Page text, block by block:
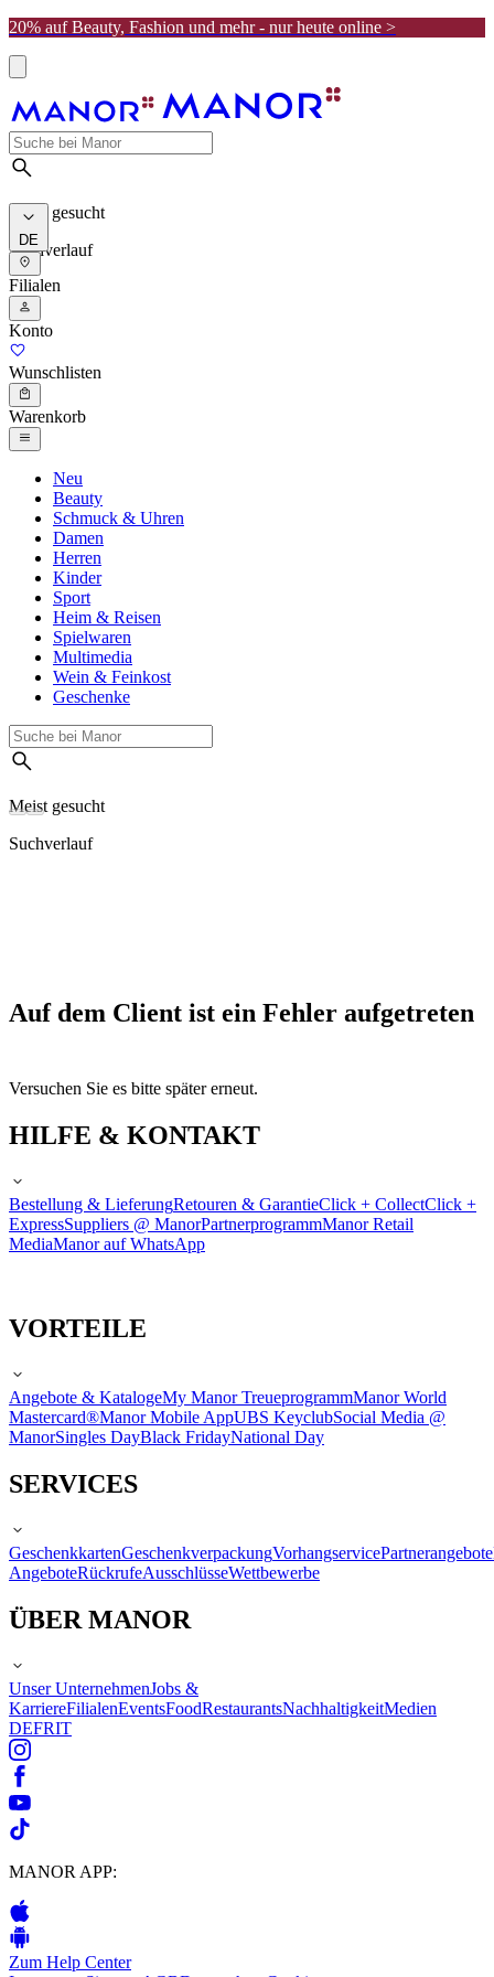
20% auf Beauty, Fashion und mehr - nur heute online >
Meist gesucht
Suchverlauf
DE
Filialen
Konto
Wunschlisten
Warenkorb
Neu
Beauty
Schmuck & Uhren
Damen
Herren
Kinder
Sport
Heim & Reisen
Spielwaren
Multimedia
Wein & Feinkost
Geschenke
Meist gesucht
Suchverlauf
Auf dem Client ist ein Fehler aufgetreten
Versuchen Sie es bitte später erneut.
HILFE & KONTAKT
Bestellung & LieferungRetouren & GarantieClick + CollectClick +
ExpressSuppliers @ ManorPartnerprogrammManor Retail
MediaManor auf WhatsApp
VORTEILE
Angebote & KatalogeMy Manor TreueprogrammManor World
Mastercard®Manor Mobile AppUBS KeyclubSocial Media @
ManorSingles DayBlack FridayNational Day
SERVICES
GeschenkkartenGeschenkverpackungVorhangservicePartnerangebote
AngeboteRückrufeAusschlüsseWettbewerbe
ÜBER MANOR
Unser UnternehmenJobs &
KarriereFilialenEventsFoodRestaurantsNachhaltigkeitMedien
DEFRIT
MANOR APP:
Zum Help Center